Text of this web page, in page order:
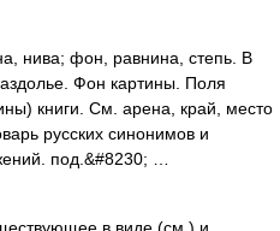
нива; фон, равнина, степь. В
Фон картины. Поля
книги. См. арена, край, место
русских синонимов и
под.&#8230; …